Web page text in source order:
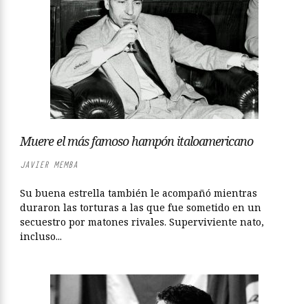
Muere el más famoso hampón italoamericano
JAVIER MEMBA
Su buena estrella también le acompañó mientras
duraron las torturas a las que fue sometido en un
secuestro por matones rivales. Superviviente nato,
incluso...